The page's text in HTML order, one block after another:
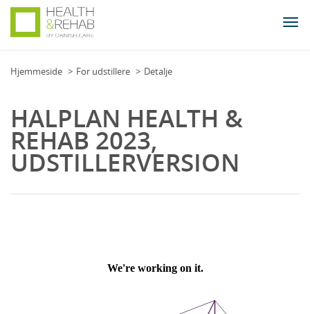
Hjemmeside For udstillere Detalje
HALPLAN HEALTH &
REHAB 2023,
UDSTILLERVERSION